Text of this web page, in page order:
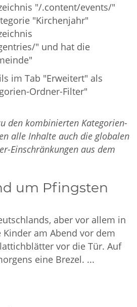
"/.content/events/"
"Kirchenjahr"
" und hat die
im Tab "Erweitert" als
Ordner-Filter"
den kombinierten Kategorien-
alle Inhalte auch die globalen
Einschränkungen aus dem
um Pfingsten
aber vor allem in
am Abend vor dem
vor die Tür. Auf
eine Brezel. ...